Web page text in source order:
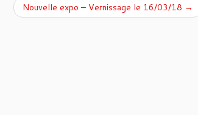
Nouvelle expo – Vernissage le 16/03/18 →